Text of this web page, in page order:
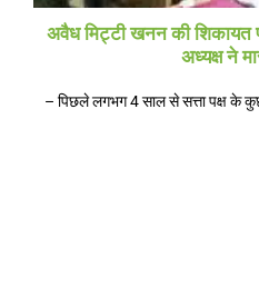
अवैध मिट्टी खनन की शिकायत
अध्यक्ष ने
– पिछले लगभग 4 साल से सत्ता पक्ष के